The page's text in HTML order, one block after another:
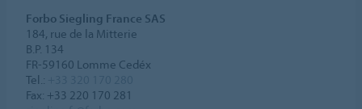
Forbo Siegling France SAS
184, rue de la Mitterie
B.P. 134
FR-59160 Lomme Cedéx
Tel.:
Fax: +33 220 170 281